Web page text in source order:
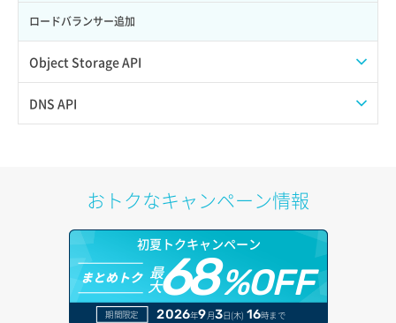
サーバー操作（起動/停止/再起動/強制停止）
サーバー設定切替
ポートデタッチ
ボリュームアタッチ
ボリュームデタッチ
ロードバランサー追加
Object Storage API
Web公開
オブジェクトダウンロード
オブジェクトバージョン管理
DNS API
ドメイン情報登録
ドメイン詳細取得
おトクなキャンペーン情報
初夏トクキャンペーン
まとめトク 最
大68%OFF
期間限定 2026年9月3日(木) 16時まで